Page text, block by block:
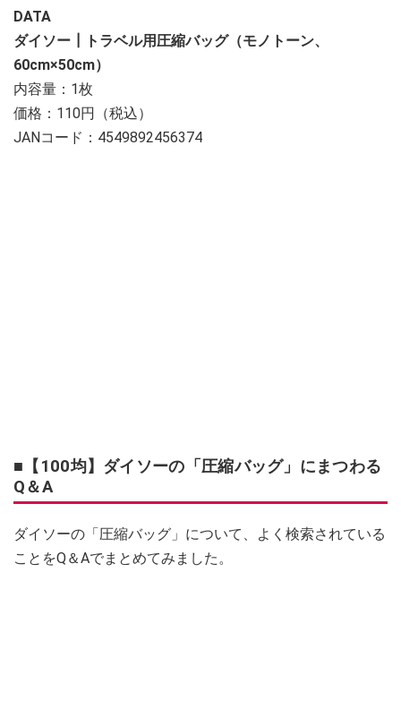
DATA
ダイソー┃トラベル用圧縮バッグ（モノトーン、
60cm×50cm）
内容量：1枚
価格：110円（税込）
JANコード：4549892456374
■【100均】ダイソーの「圧縮バッグ」にまつわる
Q＆A
ダイソーの「圧縮バッグ」について、よく検索されている
ことをQ＆Aでまとめてみました。